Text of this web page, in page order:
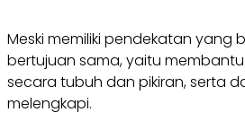
Meski memiliki pendekatan yang
bertujuan sama, yaitu
secara tubuh dan pikiran, serta
melengkapi.